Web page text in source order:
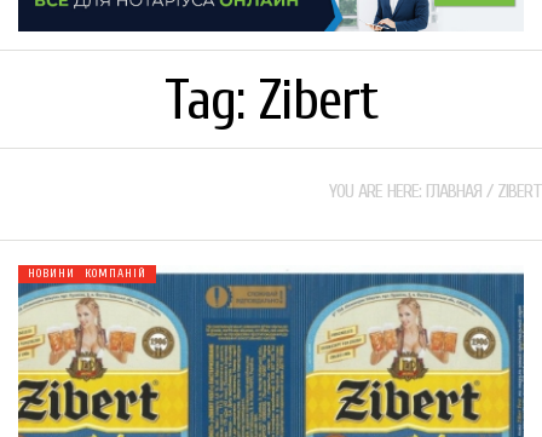
Tag: Zibert
YOU ARE HERE: ГЛАВНАЯ / ZIBERT
НОВИНИ КОМПАНІЙ